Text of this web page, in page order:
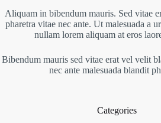
Aliquam in bibendum mauris. Sed vitae
pharetra vitae nec ante. Ut malesuada a
nullam lorem aliquam at eros
Bibendum mauris sed vitae erat vel velit
nec ante malesuada blandit
Categories